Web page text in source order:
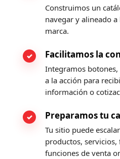
Construimos un
navegar y alineado
marca.
Facilitamos la
Integramos
a la acción para
información o
Preparamos tu
Tu sitio puede
productos,
funciones de venta